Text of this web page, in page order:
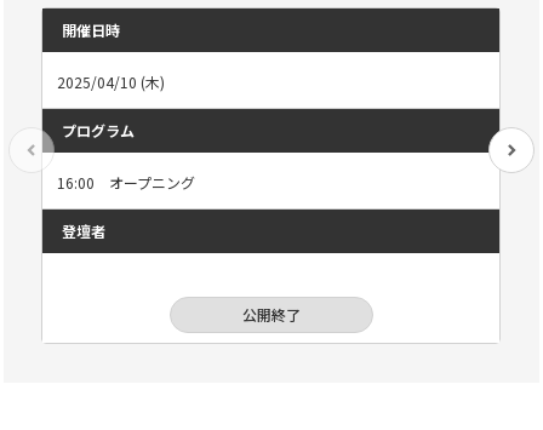
開催日時
2025/04/10 (木)
プログラム
16:00 オープニング
登壇者
公開終了